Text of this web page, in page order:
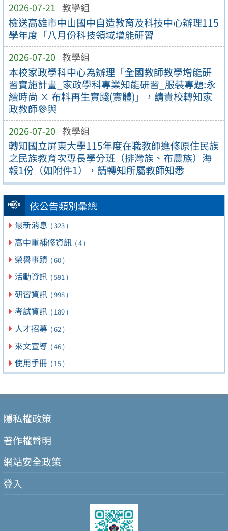
2026-07-21 教學組
檢送高雄市中山國中自造教育及科技中心辦理115
學年度「八月份科技領域增能研習
2026-07-20 教學組
本校家政學科中心為辦理「全國教師教學增能研
習實施計畫_家政學科專業知能研習_服裝專題:永
續時尚 × 布料再生實踐(實體)」，請貴校轉知家
政教師參與
2026-07-20 教學組
轉知國立屏東大學115年度在職教師進修原住民族
之民族教育次專長學分班（排灣族、布農族）海
報1份（如附件1），請轉知所屬教師知悉
依公告類別彙總
最新消息 ( 323 )
高中重補修資訊 ( 4 )
榮譽事蹟 ( 60 )
活動資訊 ( 591 )
研習資訊 ( 998 )
考試資訊 ( 189 )
人才招募 ( 62 )
來文宣導 ( 46 )
使用手冊 ( 15 )
隱私權政策
著作權聲明
網站安全政策
登入